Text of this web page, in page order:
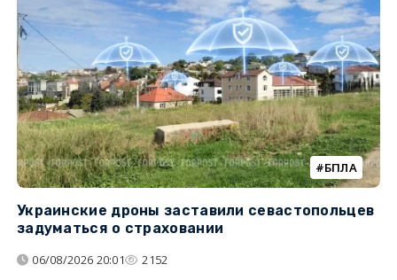
БПЛА
Украинские дроны заставили севастопольцев
задуматься о страховании
06/08/2026 20:01 2152